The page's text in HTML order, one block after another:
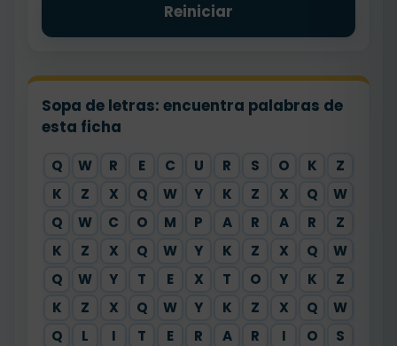
Reiniciar
Sopa de letras: encuentra palabras de
esta ficha
Q W R E C U R S O K Z
K
Z X Q W Y K Z X Q W
Q
W C O M P A R A R Z
K
Z X Q W Y K Z X Q W
Q
W Y T E X T O Y K Z
K
Z X Q W Y K Z X Q W
Q
L I T E R A R I O S